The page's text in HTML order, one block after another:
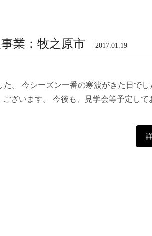
業：牧之原市 2017.01.19
。 今シーズン一番の寒波がきた日でし
ざいます。 今後も、見学会等予定して